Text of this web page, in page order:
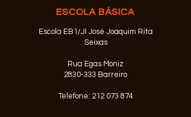
ESCOLA BÁSICA
Escola EB1/JI José Joaquim Rita
Seixas
Rua Egas Moniz
2830-333 Barreiro
Telefone: 212 073 874